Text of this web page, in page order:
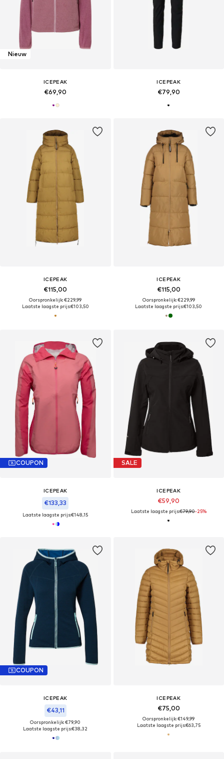
Nieuw
ICEPEAK
€69,90
ICEPEAK
€79,90
ICEPEAK
€115,00
Oorspronkelijk: €229,99
Laatste laagste prijs:€103,50
ICEPEAK
€115,00
Oorspronkelijk: €229,99
Laatste laagste prijs:€103,50
COUPON
ICEPEAK
€133,33
Laatste laagste prijs:€148,15
SALE
ICEPEAK
€59,90
Laatste laagste prijs:€79,90-25%
COUPON
ICEPEAK
€43,11
Oorspronkelijk: €79,90
Laatste laagste prijs:€38,32
ICEPEAK
€75,00
Oorspronkelijk: €149,99
Laatste laagste prijs:€63,75